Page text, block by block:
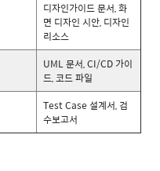
디자인가이드 문서, 화
면 디자인 시안, 디자인
리소스
UML 문서, CI/CD 가이
드, 코드 파일
Test Case 설계서, 검
수보고서